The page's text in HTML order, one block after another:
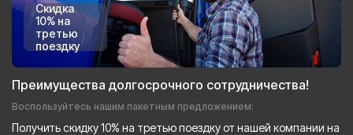
Скидка
10% на
третью
поездку
Преимущества долгосрочного сотрудничества!
Воспользуйтесь нашим пакетным предложением:
Получить скидку 10% на третью поездку от нашей компании на